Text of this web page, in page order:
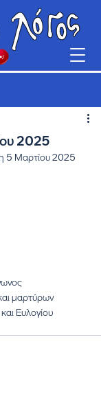
2025
5 Μαρτίου 2025
μαρτύρων
Ευλογίου